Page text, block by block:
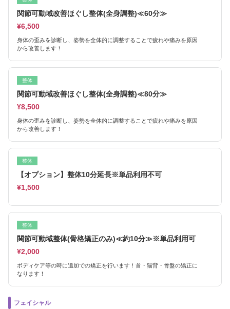
関節可動域改善ほぐし整体(全身調整)≪60分≫
¥6,500
身体の歪みを診断し、姿勢を全体的に調整することで疲れや痛みを原因
から改善します！
整体
関節可動域改善ほぐし整体(全身調整)≪80分≫
¥8,500
身体の歪みを診断し、姿勢を全体的に調整することで疲れや痛みを原因
から改善します！
整体
【オプション】整体10分延長※単品利用不可
¥1,500
整体
関節可動域整体(骨格矯正のみ)≪約10分≫※単品利用可
¥2,000
ボディケア等の時に追加での矯正を行います！首・猫背・骨盤の矯正に
なります！
フェイシャル